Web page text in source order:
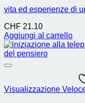
vita ed esperienze di
CHF 21.10
Aggiungi al carrello
Visualizzazione